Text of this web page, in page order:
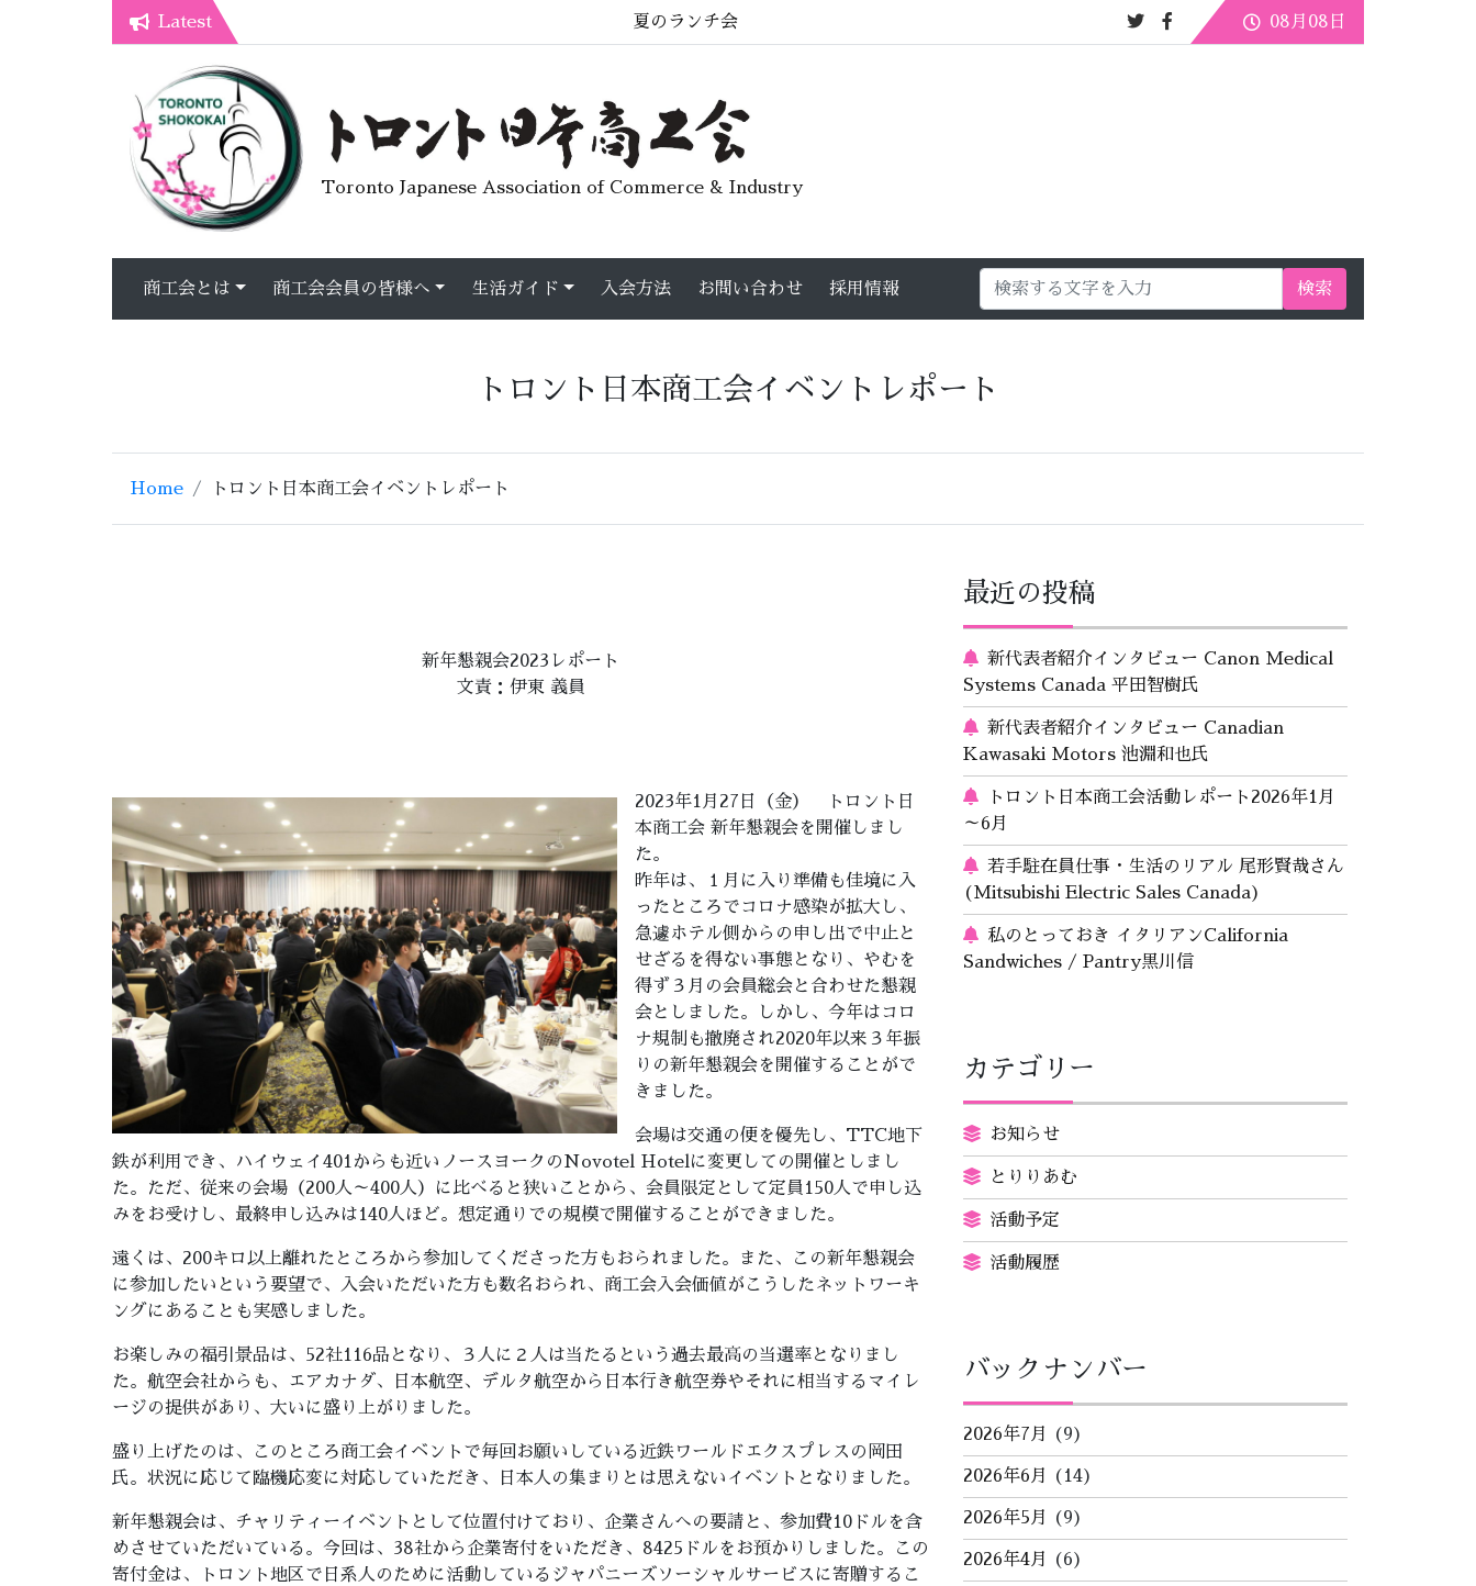
Latest
7月オープンライブラリーカフェ
トロント生活不安疑問質問懇談会
08月08日
Toronto Japanese Association of Commerce & Industry
検索
商工会とは 商工会会員の皆様へ 生活ガイド 入会方法 お問い合わせ 採用情報
トロント日本商工会イベントレポート
Home トロント日本商工会イベントレポート
新年懇親会2023レポート
文責：伊東 義員
2023年1月27日（金） トロント日
本商工会 新年懇親会を開催しまし
た。
昨年は、１月に入り準備も佳境に入
ったところでコロナ感染が拡大し、
急遽ホテル側からの申し出で中止と
せざるを得ない事態となり、やむを
得ず３月の会員総会と合わせた懇親
会としました。しかし、今年はコロ
ナ規制も撤廃され2020年以来３年振
りの新年懇親会を開催することがで
きました。
会場は交通の便を優先し、TTC地下
鉄が利用でき、ハイウェイ401からも近いノースヨークのNovotel Hotelに変更しての開催としまし
た。ただ、従来の会場（200人～400人）に比べると狭いことから、会員限定として定員150人で申し込
みをお受けし、最終申し込みは140人ほど。想定通りでの規模で開催することができました。
遠くは、200キロ以上離れたところから参加してくださった方もおられました。また、この新年懇親会
に参加したいという要望で、入会いただいた方も数名おられ、商工会入会価値がこうしたネットワーキ
ングにあることも実感しました。
お楽しみの福引景品は、52社116品となり、３人に２人は当たるという過去最高の当選率となりまし
た。航空会社からも、エアカナダ、日本航空、デルタ航空から日本行き航空券やそれに相当するマイレ
ージの提供があり、大いに盛り上がりました。
盛り上げたのは、このところ商工会イベントで毎回お願いしている近鉄ワールドエクスプレスの岡田
氏。状況に応じて臨機応変に対応していただき、日本人の集まりとは思えないイベントとなりました。
新年懇親会は、チャリティーイベントとして位置付けており、企業さんへの要請と、参加費10ドルを含
めさせていただいている。今回は、38社から企業寄付をいただき、8425ドルをお預かりしました。この
寄付金は、トロント地区で日系人のために活動しているジャパニーズソーシャルサービスに寄贈するこ
最近の投稿
新代表者紹介インタビュー Canon Medical
Systems Canada 平田智樹氏
新代表者紹介インタビュー Canadian
Kawasaki Motors 池淵和也氏
トロント日本商工会活動レポート2026年1月
～6月
若手駐在員仕事・生活のリアル 尾形賢哉さん
(Mitsubishi Electric Sales Canada)
私のとっておき イタリアンCalifornia
Sandwiches / Pantry黒川信
カテゴリー
お知らせ
とりりあむ
活動予定
活動履歴
バックナンバー
2026年7月 (9)
2026年6月 (14)
2026年5月 (9)
2026年4月 (6)